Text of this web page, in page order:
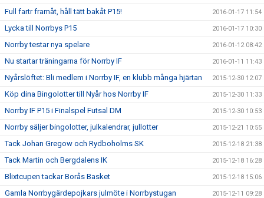
Full fartr framåt, håll tätt bakåt P15! 2016-01-17 11:54
Lycka till Norrbys P15 2016-01-17 10:30
Norrby testar nya spelare 2016-01-12 08:42
Nu startar träningarna för Norrby IF 2016-01-11 11:43
Nyårslöftet: Bli medlem i Norrby IF, en klubb många hjärtan 2015-12-30 12:07
Köp dina Bingolotter till Nyår hos Norrby IF 2015-12-30 11:33
Norrby IF P15 i Finalspel Futsal DM 2015-12-30 10:53
Norrby säljer bingolotter, julkalendrar, jullotter 2015-12-21 10:55
Tack Johan Gregow och Rydboholms SK 2015-12-18 21:38
Tack Martin och Bergdalens IK 2015-12-18 16:28
Blixtcupen tackar Borås Basket 2015-12-18 15:06
Gamla Norrbygärdepojkars julmöte i Norrbystugan 2015-12-11 09:28